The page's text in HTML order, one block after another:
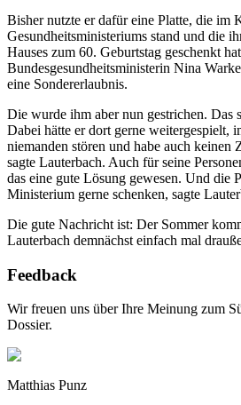
Bisher nutzte er dafür eine Platte, die im
Gesundheitsministeriums stand und die
Hauses zum 60. Geburtstag geschenkt
Bundesgesundheitsministerin Nina
eine Sondererlaubnis.
Die wurde ihm aber nun gestrichen. Das
Dabei hätte er dort gerne weitergespielt,
niemanden stören und habe auch keinen
sagte Lauterbach. Auch für seine
das eine gute Lösung gewesen. Und die
Ministerium gerne schenken, sagte
Die gute Nachricht ist: Der Sommer
Lauterbach demnächst einfach mal
Feedback
Wir freuen uns über Ihre Meinung zum
Dossier.
Matthias Punz